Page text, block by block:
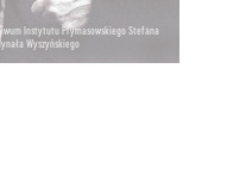
Instytutu Prymasowskiego Stefana
Wyszyńskiego